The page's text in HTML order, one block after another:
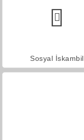
Sosyal İskambil